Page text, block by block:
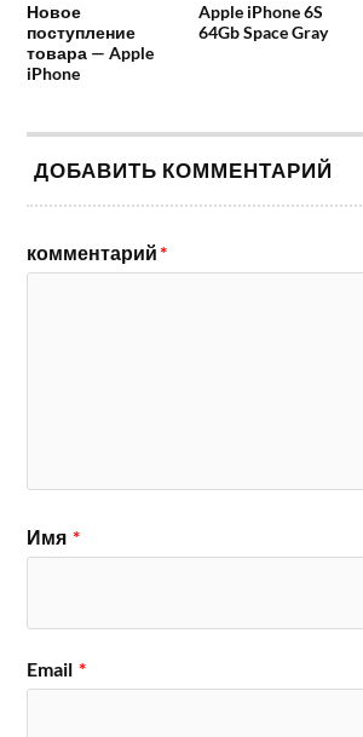
Новое
поступление
товара — Apple
iPhone
Apple iPhone 6S
64Gb Space Gray
ДОБАВИТЬ КОММЕНТАРИЙ
комментарий*
Имя *
Email *